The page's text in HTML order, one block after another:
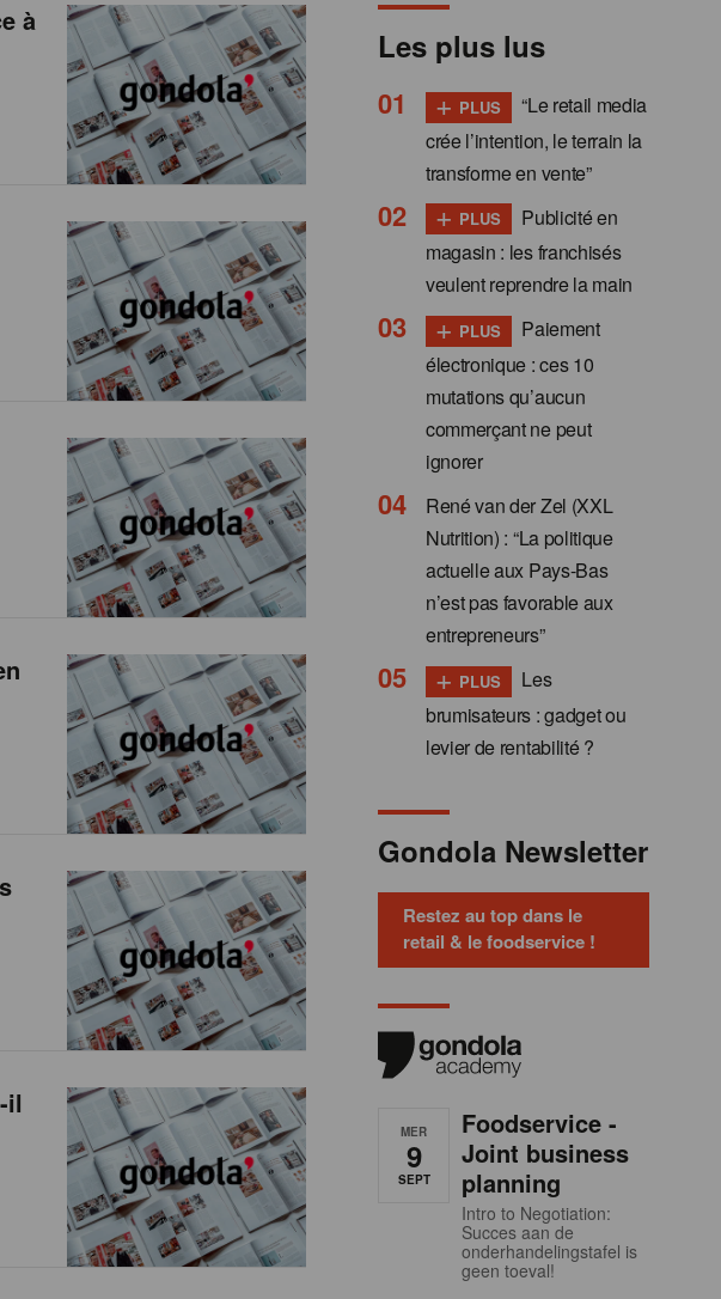
à
il
Les plus lus
+ PLUS
“Le retail media
crée l’intention, le terrain la
transforme en vente”
+ PLUS
Publicité en
magasin : les franchisés
veulent reprendre la main
+ PLUS
Paiement
électronique : ces 10
mutations qu’aucun
commerçant ne peut
ignorer
René van der Zel (XXL
Nutrition) : “La politique
actuelle aux Pays-Bas
n’est pas favorable aux
entrepreneurs”
+ PLUS
Les
brumisateurs : gadget ou
levier de rentabilité ?
Gondola Newsletter
Restez au top dans le
retail & le foodservice !
MER
9
SEPT
Foodservice -
Joint business
planning
Intro to Negotiation:
Succes aan de
onderhandelingstafel is
geen toeval!